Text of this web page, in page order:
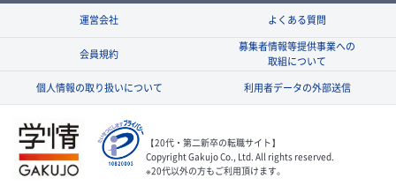
運営会社 よくある質問
会員規約
募集者情報等提供事業への
取組について
個人情報の取り扱いについて
利用者データの外部送信
【20代・第二新卒の転職サイト】
Copyright Gakujo Co., Ltd. All rights reserved.
※20代以外の方もご利用頂けます。